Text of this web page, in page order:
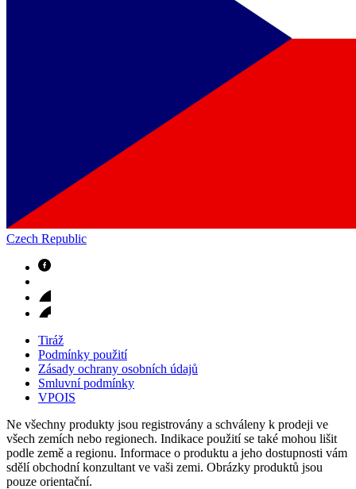
Czech Republic
Tiráž
Podmínky použití
Zásady ochrany osobních údajů
Smluvní podmínky
VPOIS
Ne všechny produkty jsou registrovány a schváleny k prodeji ve
všech zemích nebo regionech. Indikace použití se také mohou lišit
podle země a regionu. Informace o produktu a jeho dostupnosti vám
sdělí obchodní konzultant ve vaši zemi. Obrázky produktů jsou
pouze orientační.